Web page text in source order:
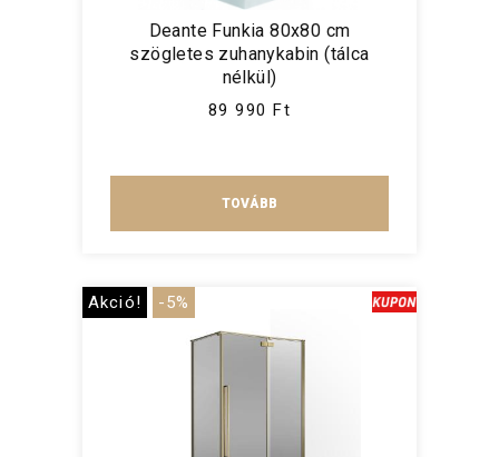
Deante Funkia 80x80 cm
szögletes zuhanykabin (tálca
nélkül)
89 990 Ft
TOVÁBB
Akció! -5%